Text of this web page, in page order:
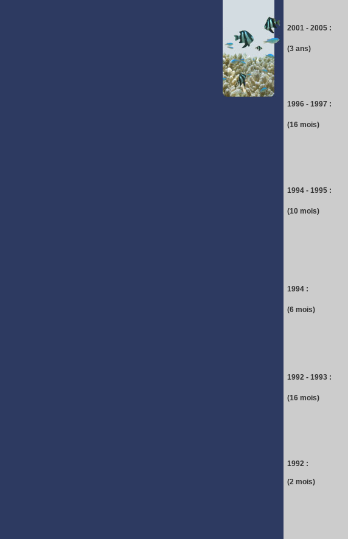
2001 - 2005 :
(3 ans)
1996 - 1997 :
(16 mois)
1994 - 1995 :
(10 mois)
1994 :
(6 mois)
1992 - 1993 :
(16 mois)
1992 :
(2 mois)